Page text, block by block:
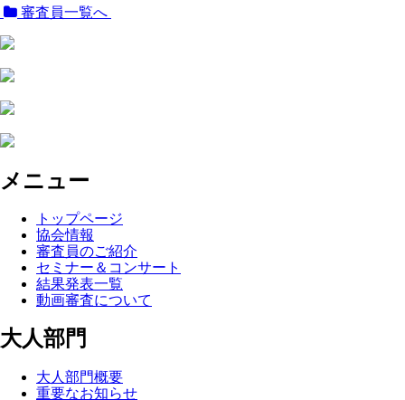
審査員一覧へ
メニュー
トップページ
協会情報
審査員のご紹介
セミナー＆コンサート
結果発表一覧
動画審査について
大人部門
大人部門概要
重要なお知らせ